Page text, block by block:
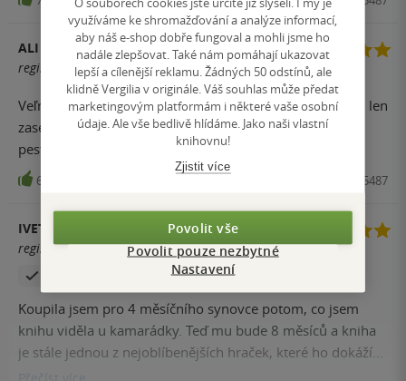
ALI
registrovaný uživatel
Veľmi pekná knižka. Zvuky sú až na výnimky realistické, len
zase ako obvykle dosť hlasné. Výber zvierat je fajn a je
pestrý. Určite ocenia aj menšie deti.
6 Kniha, Junior, 2015, 9788072675487
IVETA DRTINOVÁ
registrovaný uživatel
Koupila jsem pro 4 měsíčního synovce potom, co jsem
knihu viděla u kamarádky. Teď mu bude 8 měsíců a kniha
je stále jednou z nejoblíbenějších hraček, které ho dokáží
utišit když pláče. Sice ji zatím nepoužíváme k poznávání
využíváme ke shromažďování a analýze informací,
aby náš e-shop dobře fungoval a mohli jsme ho
nadále zlepšovat. Také nám pomáhají ukazovat
lepší a cílenější reklamu. Žádných 50 odstínů, ale
klidně Vergilia v originále. Váš souhlas může předat
marketingovým platformám i některé vaše osobní
údaje. Ale vše bedlivě hlídáme. Jako naši vlastní
knihovnu!
Zjistit více
Povolit vše
Povolit pouze nezbytné
Nastavení